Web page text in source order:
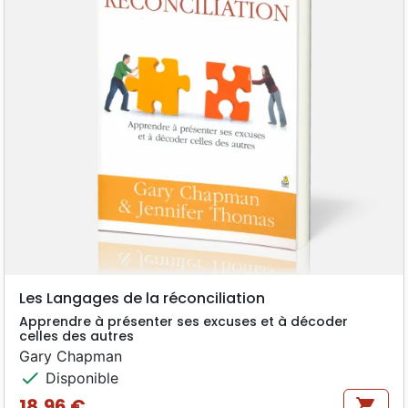
Les Langages de la réconciliation
Apprendre à présenter ses excuses et à décoder
celles des autres
Gary Chapman
check Disponible